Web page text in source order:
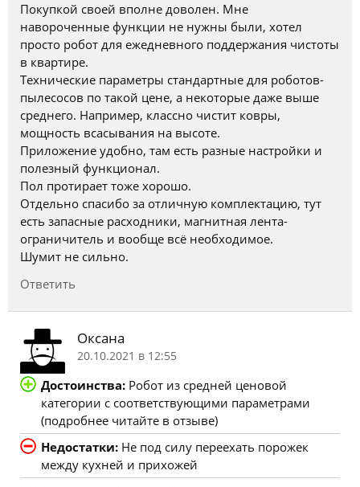
Покупкой своей вполне доволен. Мне
навороченные функции не нужны были, хотел
просто робот для ежедневного поддержания чистоты
в квартире.
Технические параметры стандартные для роботов-
пылесосов по такой цене, а некоторые даже выше
среднего. Например, классно чистит ковры,
мощность всасывания на высоте.
Приложение удобно, там есть разные настройки и
полезный функционал.
Пол протирает тоже хорошо.
Отдельно спасибо за отличную комплектацию, тут
есть запасные расходники, магнитная лента-
ограничитель и вообще всё необходимое.
Шумит не сильно.
Ответить
Оксана
20.10.2021 в 12:55
Достоинства: Робот из средней ценовой
категории с соответствующими параметрами
(подробнее читайте в отзыве)
Недостатки: Не под силу переехать порожек
между кухней и прихожей